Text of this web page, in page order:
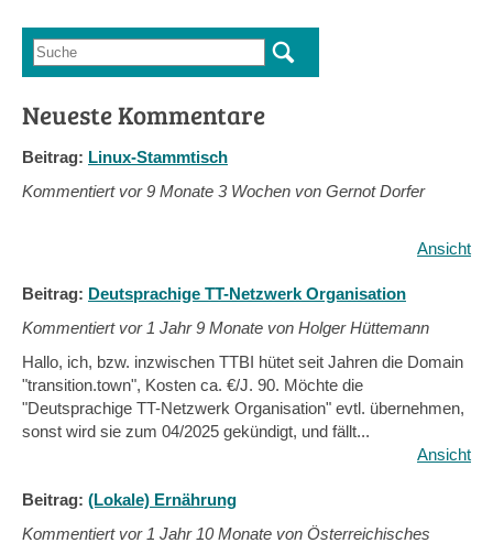
Suchformular
Suche
Neueste Kommentare
Beitrag: Linux-Stammtisch
Kommentiert vor9 Monate 3 Wochen von Gernot Dorfer
Ansicht
Beitrag: Deutsprachige TT-Netzwerk Organisation
Kommentiert vor 1 Jahr 9 Monate von Holger Hüttemann
Hallo, ich, bzw. inzwischen TTBI hütet seit Jahren die Domain
"transition.town", Kosten ca. €/J. 90. Möchte die
"Deutsprachige TT-Netzwerk Organisation" evtl. übernehmen,
sonst wird sie zum 04/2025 gekündigt, und fällt...
Ansicht
Beitrag: (Lokale) Ernährung
Kommentiert vor 1 Jahr 10 Monate von Österreichisches